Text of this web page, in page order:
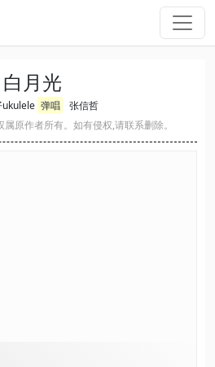
白月光
ukulele 弹唱
张信哲
原作者所有。如有侵权,请联系删除。